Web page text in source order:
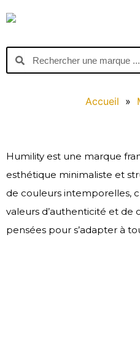
au
Search
Accueil »
Humility est une marque
esthétique minimaliste et
de couleurs intemporelles,
valeurs d’authenticité et de
pensées pour s’adapter à